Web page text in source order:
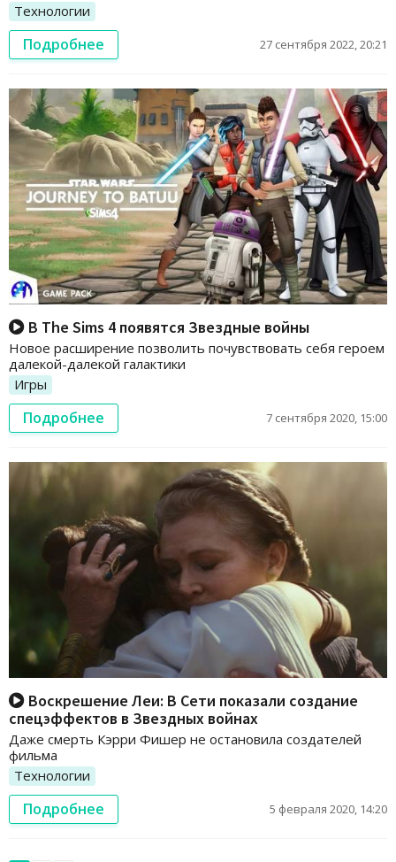
Технологии
Подробнее 27 сентября 2022, 20:21
В The Sims 4 появятся Звездные войны
Новое расширение позволить почувствовать себя героем
далекой-далекой галактики
Игры
Подробнее 7 сентября 2020, 15:00
Воскрешение Леи: В Сети показали создание
спецэффектов в Звездных войнах
Даже смерть Кэрри Фишер не остановила создателей
фильма
Технологии
Подробнее 5 февраля 2020, 14:20